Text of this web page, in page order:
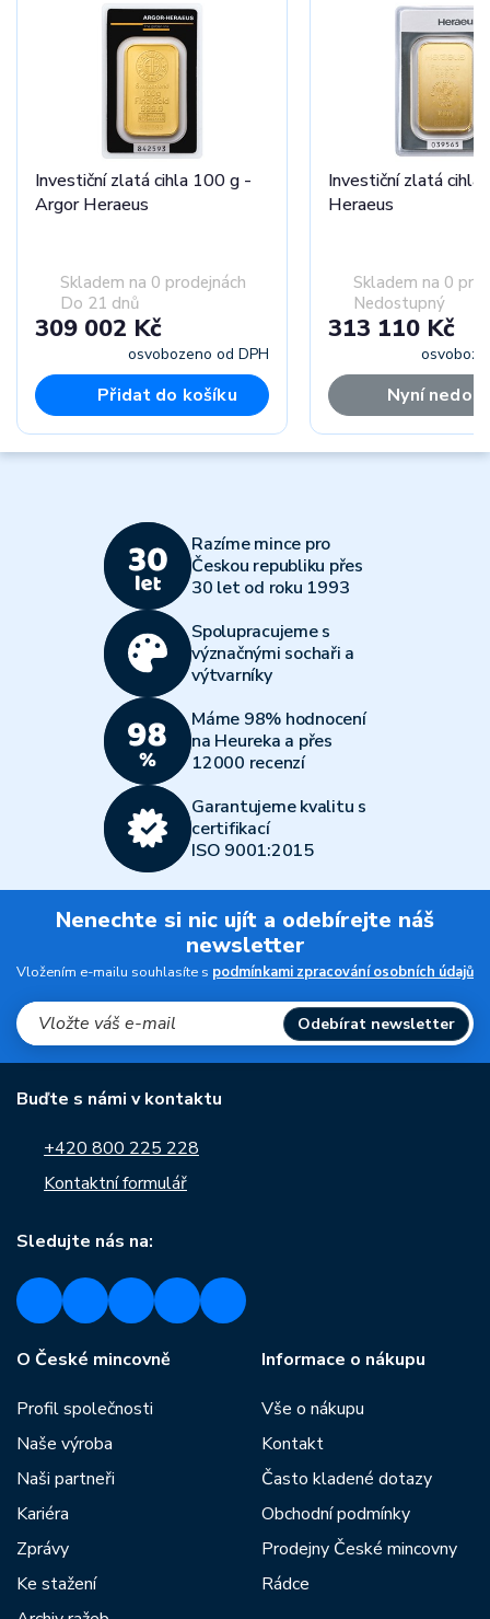
Investiční zlatá cihla 100 g -
Argor Heraeus
Skladem na 0 prodejnách
Do 21 dnů
309 002 Kč
osvobozeno od DPH
Přidat do košíku
Investiční zlatá
Heraeus
Skladem na 0
Nedostupný
313 110 Kč
Nyní
Razíme mince pro
Českou republiku přes
30 let od roku 1993
Spolupracujeme s
význačnými sochaři a
výtvarníky
Máme 98% hodnocení
na Heureka a přes
12000 recenzí
Garantujeme kvalitu s
certifikací
ISO 9001:2015
Nenechte si nic ujít a odebírejte náš
newsletter
Vložením e-mailu souhlasíte s podmínkami zpracování osobních údajů
Odebírat newsletter
Buďte s námi v kontaktu
+420 800 225 228
Kontaktní formulář
Sledujte nás na:
O České mincovně
Profil společnosti
Naše výroba
Naši partneři
Kariéra
Zprávy
Ke stažení
Informace o nákupu
Vše o nákupu
Kontakt
Často kladené dotazy
Obchodní podmínky
Prodejny České mincovny
Rádce